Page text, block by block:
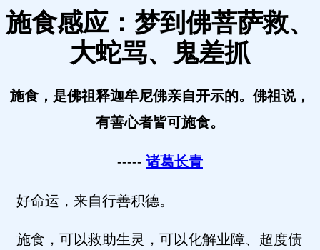
施食感应：梦到佛菩萨救、
大蛇骂、鬼差抓
施食，是佛祖释迦牟尼佛亲自开示的。佛祖说，
有善心者皆可施食。
----- 诸葛长青
好命运，来自行善积德。
施食，可以救助生灵，可以化解业障、超度债